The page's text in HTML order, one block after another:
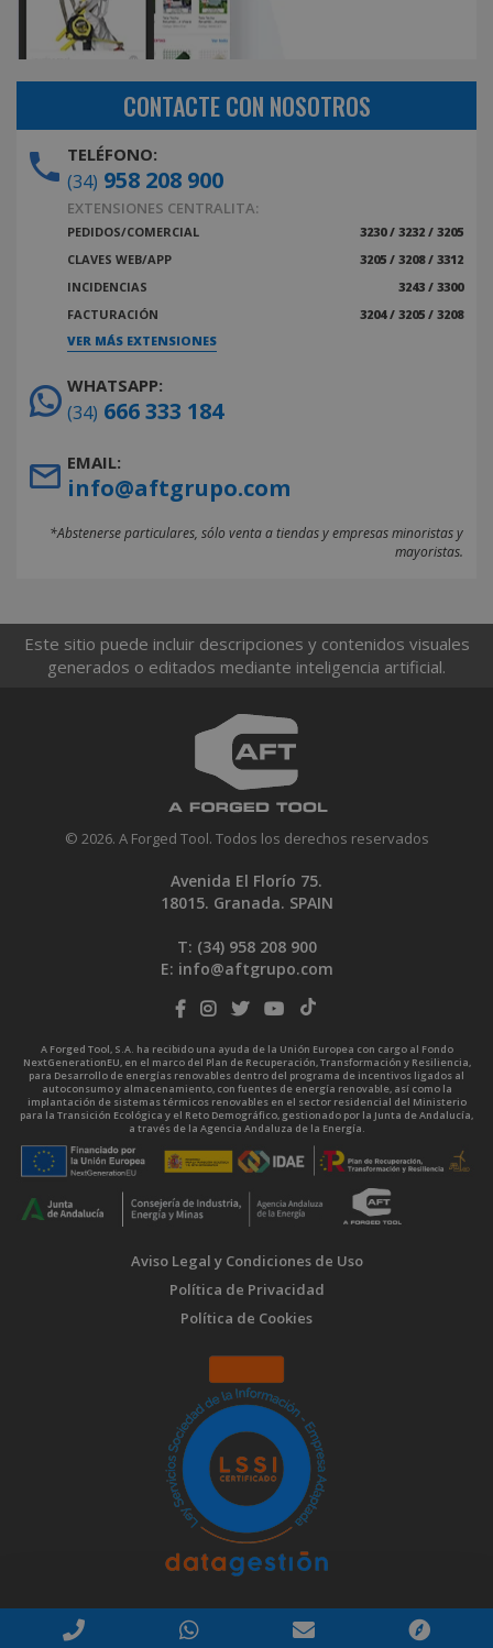
CONTACTE CON NOSOTROS
TELÉFONO:
(34) 958 208 900
EXTENSIONES CENTRALITA:
PEDIDOS/COMERCIAL
3230 / 3232 / 3205
CLAVES WEB/APP
3205 / 3208 / 3312
INCIDENCIAS
3243 / 3300
FACTURACIÓN
3204 / 3205 / 3208
VER MÁS EXTENSIONES
WHATSAPP:
(34) 666 333 184
EMAIL:
info@aftgrupo.com
*Abstenerse particulares, sólo venta a tiendas y empresas minoristas y
mayoristas.
Este sitio puede incluir descripciones y contenidos visuales
generados o editados mediante inteligencia artificial.
© 2026. A Forged Tool. Todos los derechos reservados
Avenida El Florío 75.
18015. Granada. SPAIN
T: (34) 958 208 900
E: info@aftgrupo.com
A Forged Tool, S.A. ha recibido una ayuda de la Unión Europea con cargo al Fondo
NextGenerationEU, en el marco del Plan de Recuperación, Transformación y Resiliencia,
para Desarrollo de energías renovables dentro del programa de incentivos ligados al
autoconsumo y almacenamiento, con fuentes de energía renovable, así como la
implantación de sistemas térmicos renovables en el sector residencial del Ministerio
para la Transición Ecológica y el Reto Demográfico, gestionado por la Junta de Andalucía,
a través de la Agencia Andaluza de la Energía.
Aviso Legal y Condiciones de Uso
Política de Privacidad
Política de Cookies